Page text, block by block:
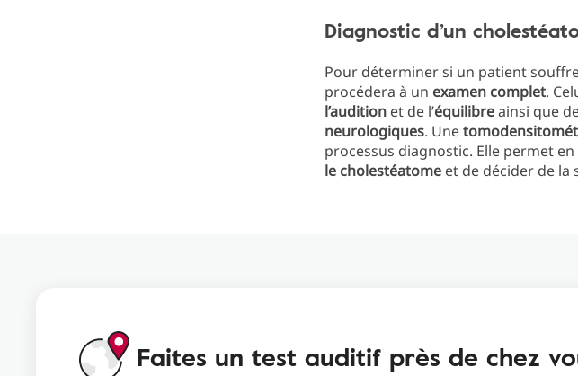
Diagnostic d’un
Pour déterminer si un patient souffre
procédera à un examen complet.
l’audition et de l’équilibreainsi que
neurologiques. Une
processus diagnostic. Elle permet
le cholestéatome et de décider de
Faites un test auditif près de chez